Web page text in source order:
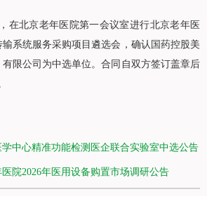
在北京老年医院第一会议室进行北京老年医
系统服务采购项目遴选会，确认国药控股美
限公司为中选单位。合同自双方签订盖章后
中心精准功能检测医企联合实验室中选公告
院2026年医用设备购置市场调研公告